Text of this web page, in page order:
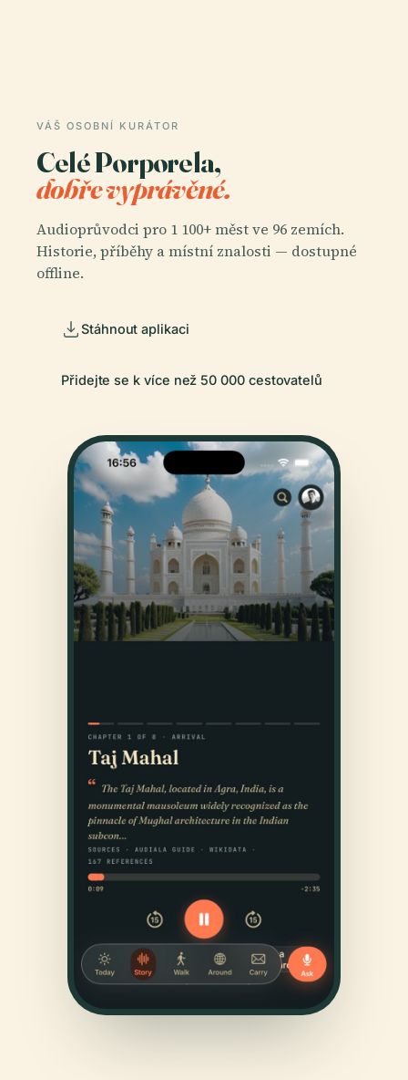
VÁŠ OSOBNÍ KURÁTOR
Celé Porporela,
dobře vyprávěné.
Audioprůvodci pro 1 100+ měst ve 96 zemích.
Historie, příběhy a místní znalosti — dostupné
offline.
Stáhnout aplikaci
Přidejte se k více než 50 000 cestovatelů